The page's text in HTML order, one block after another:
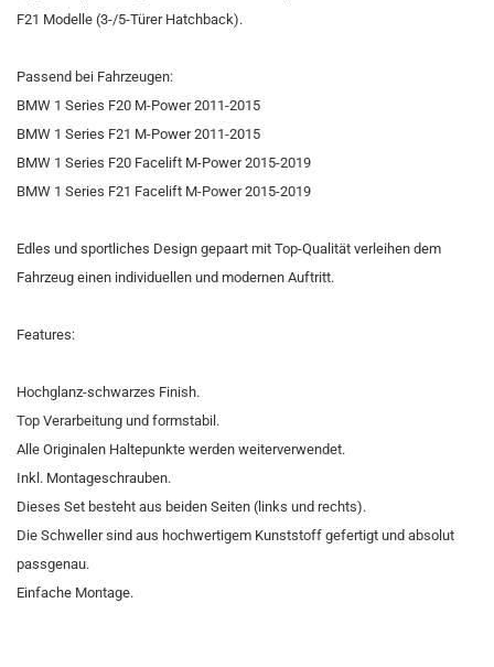
F21 Modelle (3-/5-Türer Hatchback).
Passend bei Fahrzeugen:
BMW 1 Series F20 M-Power 2011-2015
BMW 1 Series F21 M-Power 2011-2015
BMW 1 Series F20 Facelift M-Power 2015-2019
BMW 1 Series F21 Facelift M-Power 2015-2019
Edles und sportliches Design gepaart mit Top-Qualität verleihen dem
Fahrzeug einen individuellen und modernen Auftritt.
Features:
Hochglanz-schwarzes Finish.
Top Verarbeitung und formstabil.
Alle Originalen Haltepunkte werden weiterverwendet.
Inkl. Montageschrauben.
Dieses Set besteht aus beiden Seiten (links und rechts).
Die Schweller sind aus hochwertigem Kunststoff gefertigt und absolut
passgenau.
Einfache Montage.